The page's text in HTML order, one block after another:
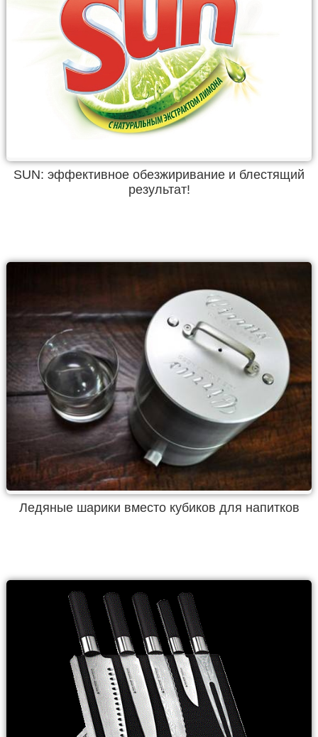
SUN: эффективное обезжиривание и блестящий
результат!
Ледяные шарики вместо кубиков для напитков